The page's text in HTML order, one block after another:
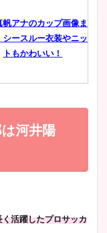
季アナのカップ画像ま
美脚や水着姿に年齢も
メグアナのニット画像
悠アナのメガネ画像が
帆アナのカップ画像ま
シースルー衣装やニッ
トもかわいい！
莉子のカップ画像まと
美脚でニット衣装も
かわいい！
ロフもチェック！
河井陽
活躍したプロサッカ